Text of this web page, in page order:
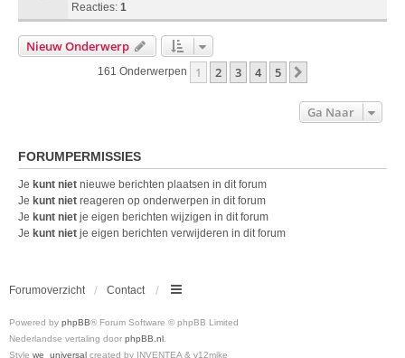
Reacties: 1
Nieuw Onderwerp
161 Onderwerpen 1 2 3 4 5
Ga Naar
FORUMPERMISSIES
Je kunt niet nieuwe berichten plaatsen in dit forum
Je kunt niet reageren op onderwerpen in dit forum
Je kunt niet je eigen berichten wijzigen in dit forum
Je kunt niet je eigen berichten verwijderen in dit forum
Forumoverzicht Contact
Powered by phpBB® Forum Software © phpBB Limited
Nederlandse vertaling door phpBB.nl.
Style we_universal created by INVENTEA & v12mike